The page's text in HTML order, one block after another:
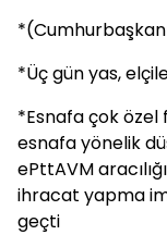
*Üç gün yas,
*Esnafa çok özel
esnafa yönelik
ePttAVM
ihracat yapma
geçti